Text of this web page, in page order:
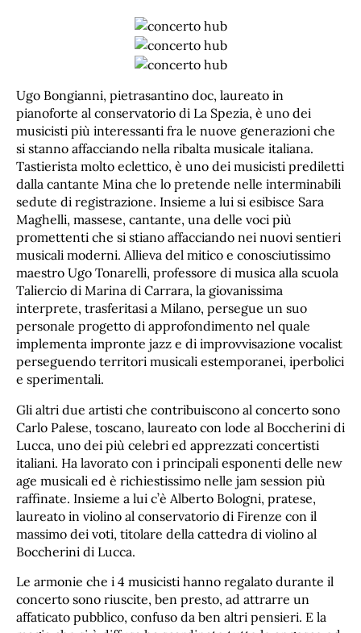
Ugo Bongianni, pietrasantino doc, laureato in
pianoforte al conservatorio di La Spezia, è uno dei
musicisti più interessanti fra le nuove generazioni che
si stanno affacciando nella ribalta musicale italiana.
Tastierista molto eclettico, è uno dei musicisti prediletti
dalla cantante Mina che lo pretende nelle interminabili
sedute di registrazione. Insieme a lui si esibisce Sara
Maghelli, massese, cantante, una delle voci più
promettenti che si stiano affacciando nei nuovi sentieri
musicali moderni. Allieva del mitico e conosciutissimo
maestro Ugo Tonarelli, professore di musica alla scuola
Taliercio di Marina di Carrara, la giovanissima
interprete, trasferitasi a Milano, persegue un suo
personale progetto di approfondimento nel quale
implementa impronte jazz e di improvvisazione vocalist
perseguendo territori musicali estemporanei, iperbolici
e sperimentali.
Gli altri due artisti che contribuiscono al concerto sono
Carlo Palese, toscano, laureato con lode al Boccherini di
Lucca, uno dei più celebri ed apprezzati concertisti
italiani. Ha lavorato con i principali esponenti delle new
age musicali ed è richiestissimo nelle jam session più
raffinate. Insieme a lui c’è Alberto Bologni, pratese,
laureato in violino al conservatorio di Firenze con il
massimo dei voti, titolare della cattedra di violino al
Boccherini di Lucca.
Le armonie che i 4 musicisti hanno regalato durante il
concerto sono riuscite, ben presto, ad attrarre un
affaticato pubblico, confuso da ben altri pensieri. E la